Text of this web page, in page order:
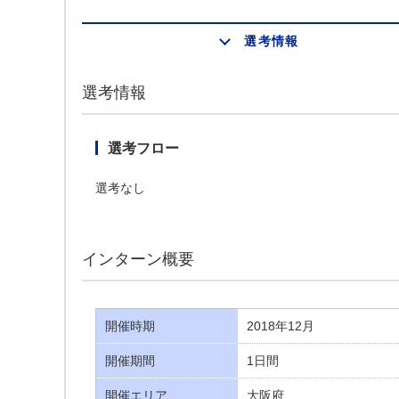
選考情報
選考情報
選考フロー
選考なし
インターン概要
開催時期 2018年12月
開催期間 1日間
開催エリア 大阪府